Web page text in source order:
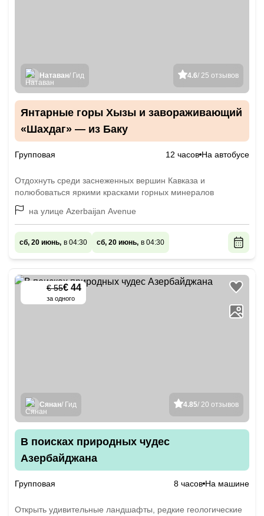
4.6/ 25 отзывов
Натаван/ Гид
Янтарные горы Хызы и завораживающий
«Шахдаг» — из Баку
Групповая 12 часов На автобусе
Отдохнуть среди заснеженных вершин Кавказа и
полюбоваться яркими красками горных минералов
на улице Azerbaijan Avenue
сб, 20 июнь, в 04:30 сб, 20 июнь, в 04:30
€ 55€ 44
за одного
4.85/ 20 отзывов
Сянан/ Гид
В поисках природных чудес
Азербайджана
Групповая 8 часов На машине
Открыть удивительные ландшафты, редкие геологические